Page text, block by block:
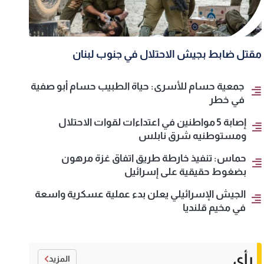
مقتل ضابط بجيش الاحتلال في جنوب لبنان
جمعية حسام للأسرى: حياة الطبيب حسام أبو صفية
في خطر
إصابة 5 مواطنين في اعتداءات لقوات الاحتلال
ومستوطنيه شرق نابلس
حماس: تنفيذ خارطة طريق اتفاق غزة مرهون
بضغوط حقيقية على إسرائيل
الجيش الإسرائيلي يعلن بدء عملية عسكرية واسعة
في مخيم قلنديا
رأي المزيد